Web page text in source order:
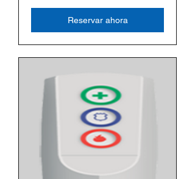
Reservar ahora